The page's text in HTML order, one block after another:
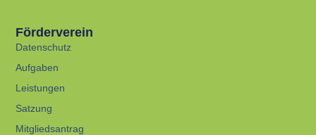
Förderverein
Datenschutz
Aufgaben
Leistungen
Satzung
Mitgliedsantrag